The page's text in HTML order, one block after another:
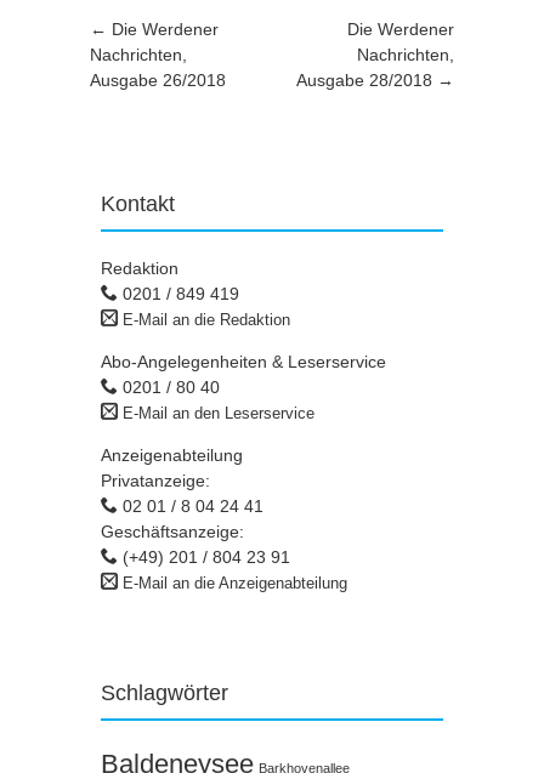
Artikel-Navigation
← Die Werdener
Nachrichten,
Ausgabe 26/2018
Die Werdener
Nachrichten,
Ausgabe 28/2018 →
Kontakt
Redaktion
0201 / 849 419
E-Mail an die Redaktion
Abo-Angelegenheiten & Leserservice
0201 / 80 40
E-Mail an den Leserservice
Anzeigenabteilung
Privatanzeige:
02 01 / 8 04 24 41
Geschäftsanzeige:
(+49) 201 / 804 23 91
E-Mail an die Anzeigenabteilung
Schlagwörter
Baldeneysee Barkhovenallee